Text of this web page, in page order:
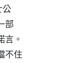
公
部
。
不住